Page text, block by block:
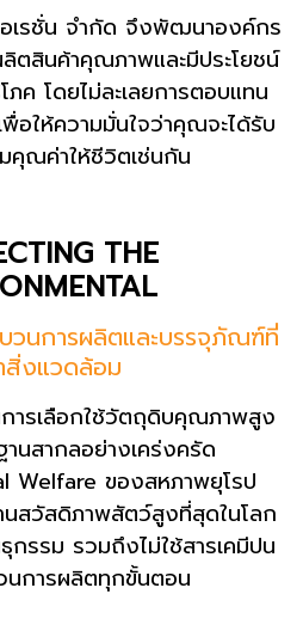
เรชั่น จำกัด จึงพัฒนาองค์กร
ตสินค้าคุณภาพและมีประโยชน์
ค โดยไม่ละเลยการตอบแทน
พื่อให้ความมั่นใจว่าคุณจะได้รับ
คุณค่าให้ชีวิตเช่นกัน
THE
วนการผลิตและบรรจุภัณฑ์ที่
สิ่งแวดล้อม
ารเลือกใช้วัตถุดิบคุณภาพสูง
นสากลอย่างเคร่งครัด
Welfare ของสหภาพยุโรป
สวัสดิภาพสัตว์สูงที่สุดในโลก
รรม รวมถึงไม่ใช้สารเคมีปน
นการผลิตทุกขั้นตอน